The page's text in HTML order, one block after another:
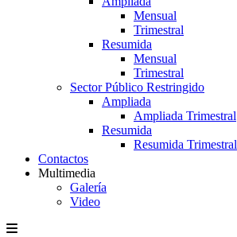
Mensual
Trimestral
Resumida
Mensual
Trimestral
Sector Público Restringido
Ampliada
Ampliada Trimestral
Resumida
Resumida Trimestral
Contactos
Multimedia
Galería
Video